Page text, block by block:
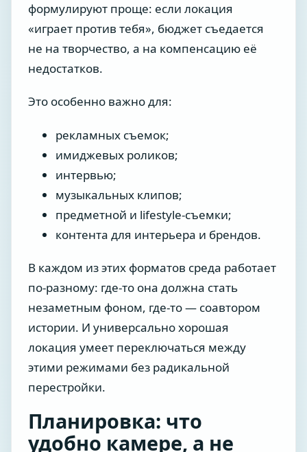
формулируют проще: если локация
«играет против тебя», бюджет съедается
не на творчество, а на компенсацию её
недостатков.
Это особенно важно для:
рекламных съемок;
имиджевых роликов;
интервью;
музыкальных клипов;
предметной и lifestyle-съемки;
контента для интерьера и брендов.
В каждом из этих форматов среда работает
по-разному: где-то она должна стать
незаметным фоном, где-то — соавтором
истории. И универсально хорошая
локация умеет переключаться между
этими режимами без радикальной
перестройки.
Планировка: что
удобно камере, а не